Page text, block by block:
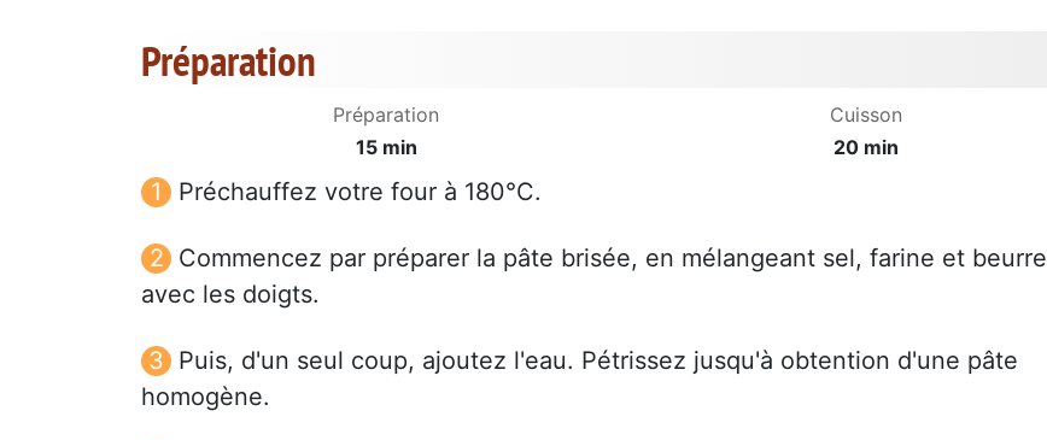
Préparation
Préparation
15 min
Cuisson
20 min
Préchauffez votre four à 180°C.
Commencez par préparer la pâte brisée, en mélangeant sel, farine et beurre
avec les doigts.
Puis, d'un seul coup, ajoutez l'eau. Pétrissez jusqu'à obtention d'une pâte
homogène.